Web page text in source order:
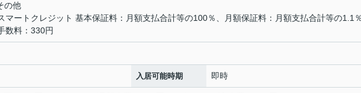
の他
マートクレジット 基本保証料：月額支払合計等の100％、月額保証料：月額支払合計等の1.1
数料：330円
入居可能時期 即時